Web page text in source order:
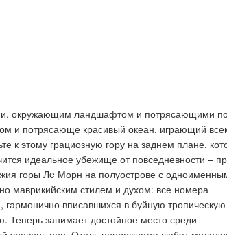
окружающим ландшафтом и потрясающими
и потрясающе красивый океан, играющий
к этому грациозную гору на заднем плане,
идеальное убежище от повседневности –
горы Лe Морн на полуострове с
маврикийским стилем и духом: все номера
вписавшихся в буйную тропическую
Теперь занимает достойное место среди